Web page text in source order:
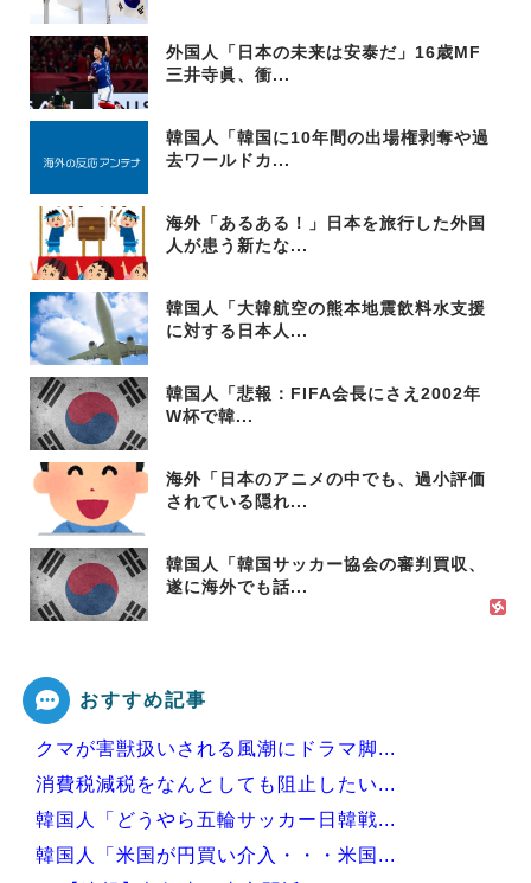
外国人「日本の未来は安泰だ」16歳MF
三井寺眞、衝...
韓国人「韓国に10年間の出場権剥奪や過
去ワールドカ...
海外「あるある！」日本を旅行した外国
人が患う新たな...
韓国人「大韓航空の熊本地震飲料水支援
に対する日本人...
韓国人「悲報：FIFA会長にさえ2002年
W杯で韓...
海外「日本のアニメの中でも、過小評価
されている隠れ...
韓国人「韓国サッカー協会の審判買収、
遂に海外でも話...
おすすめ記事
クマが害獣扱いされる風潮にドラマ脚...
消費税減税をなんとしても阻止したい...
韓国人「どうやら五輪サッカー日韓戦...
韓国人「米国が円買い介入・・・米国...